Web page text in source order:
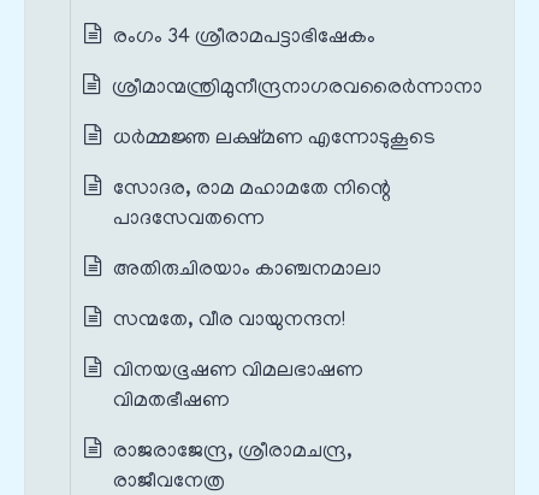
രംഗം 34 ശ്രീരാമപട്ടാഭിഷേകം
ശ്രീമാന്മന്ത്രിമുനീന്ദ്രനാഗരവരൈർന്നാനാ
ധർമ്മജ്ഞ ലക്ഷ്മണ എന്നോടുകൂടെ
സോദര, രാമ മഹാമതേ നിന്റെ
പാദസേവതന്നെ
അതിരുചിരയാം കാഞ്ചനമാലാ
സന്മതേ, വീര വായുനന്ദന!
വിനയഭൂഷണ വിമലഭാഷണ
വിമതഭീഷണ
രാജരാജേന്ദ്ര, ശ്രീരാമചന്ദ്ര,
രാജീവനേത്ര